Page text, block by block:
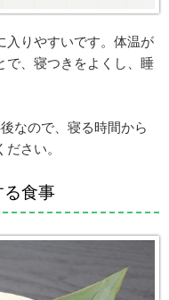
入りやすいです。体温が
で、寝つきをよくし、睡
なので、寝る時間から
さい。
る食事